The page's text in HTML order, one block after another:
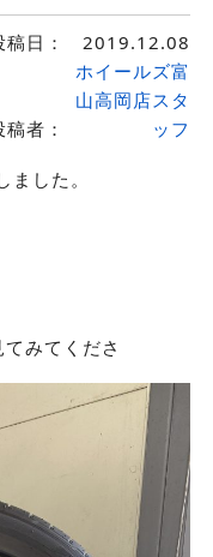
稿日： 2019.12.08
稿者：
ホイールズ富
山高岡店スタ
ッフ
した。
みてくださ